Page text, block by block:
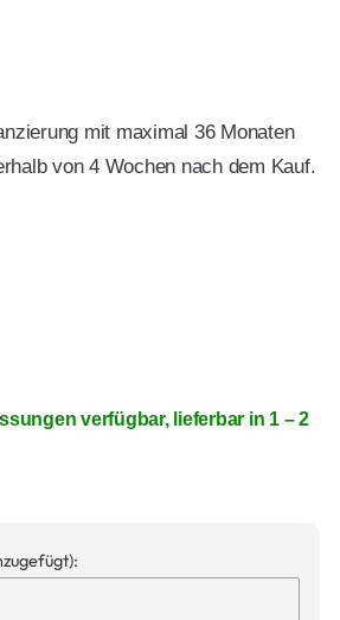
mit maximal 36 Monaten
von 4 Wochen nach dem Kauf.
verfügbar, lieferbar in 1 – 2